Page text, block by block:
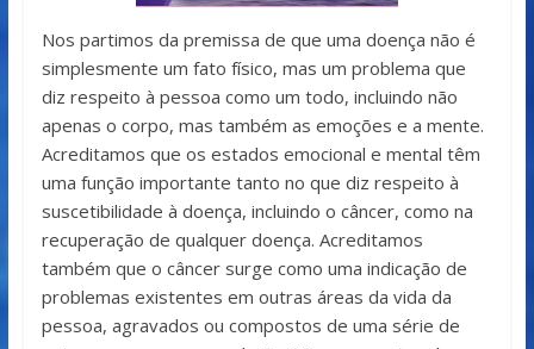
Nos partimos da premissa de que uma doença não é
simplesmente um fato físico, mas um problema que
diz respeito à pessoa como um todo, incluindo não
apenas o corpo, mas também as emoções e a mente.
Acreditamos que os estados emocional e mental têm
uma função importante tanto no que diz respeito à
suscetibilidade à doença, incluindo o câncer, como na
recuperação de qualquer doença. Acreditamos
também que o câncer surge como uma indicação de
problemas existentes em outras áreas da vida da
pessoa, agravados ou compostos de uma série de